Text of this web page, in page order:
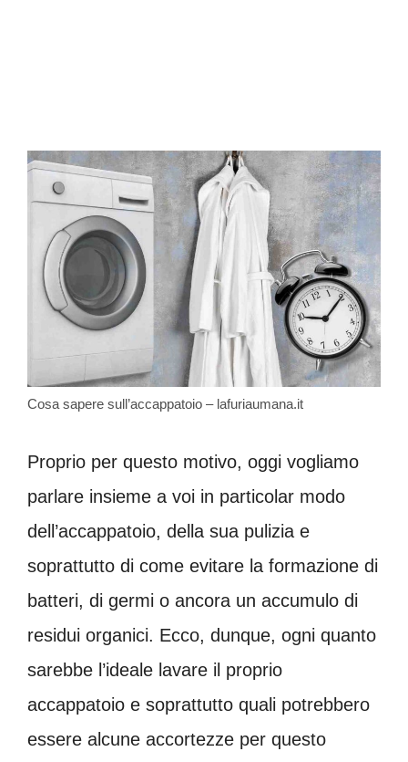
Cosa sapere sull’accappatoio – lafuriaumana.it
Proprio per questo motivo, oggi vogliamo
parlare insieme a voi in particolar modo
dell’accappatoio, della sua pulizia e
soprattutto di come evitare la formazione di
batteri, di germi o ancora un accumulo di
residui organici. Ecco, dunque, ogni quanto
sarebbe l’ideale lavare il proprio
accappatoio e soprattutto quali potrebbero
essere alcune accortezze per questo